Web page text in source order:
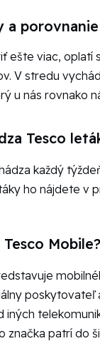
a
ešte viac, oplatí
V stredu
u nás rovnako
Tesco
každý
ho nájdete v
Mobile?
poskytovateľ
iných
značka patrí do